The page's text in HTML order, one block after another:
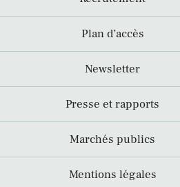
Plan d’accès
Newsletter
Presse et rapports
Marchés publics
Mentions légales